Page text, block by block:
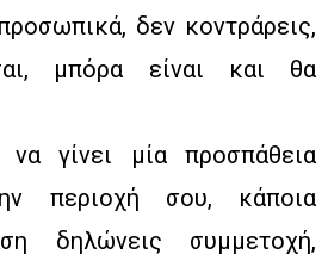
δεν κοντράρεις,
μπόρα είναι και θα
γίνει μία προσπάθεια
περιοχή σου, κάποια
δηλώνεις συμμετοχή,